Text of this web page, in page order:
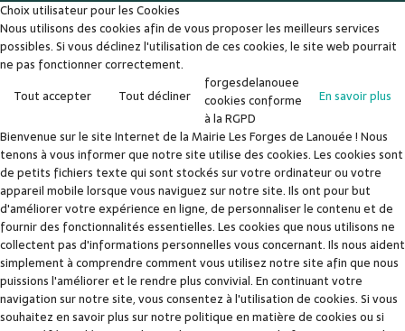
Choix utilisateur pour les Cookies
Nous utilisons des cookies afin de vous proposer les meilleurs services
possibles. Si vous déclinez l'utilisation de ces cookies, le site web pourrait
ne pas fonctionner correctement.
Tout accepter
Tout décliner En savoir plus
forgesdelanouee
cookies conforme
à la RGPD
Bienvenue sur le site Internet de la Mairie Les Forges de Lanouée ! Nous
tenons à vous informer que notre site utilise des cookies. Les cookies sont
de petits fichiers texte qui sont stockés sur votre ordinateur ou votre
appareil mobile lorsque vous naviguez sur notre site. Ils ont pour but
d'améliorer votre expérience en ligne, de personnaliser le contenu et de
fournir des fonctionnalités essentielles. Les cookies que nous utilisons ne
collectent pas d'informations personnelles vous concernant. Ils nous aident
simplement à comprendre comment vous utilisez notre site afin que nous
puissions l'améliorer et le rendre plus convivial. En continuant votre
navigation sur notre site, vous consentez à l'utilisation de cookies. Si vous
souhaitez en savoir plus sur notre politique en matière de cookies ou si